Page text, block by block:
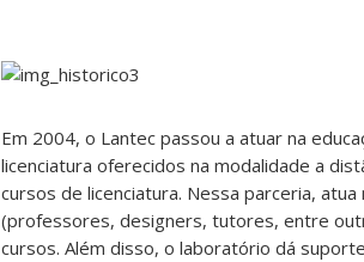
Em 2004, o Lantec passou a atuar na
licenciatura oferecidos na modalidade a
cursos de licenciatura. Nessa parceria,
(professores, designers, tutores, entre
cursos. Além disso, o laboratório dá